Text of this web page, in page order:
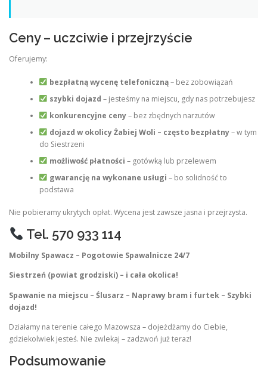
Ceny – uczciwie i przejrzyście
Oferujemy:
bezpłatną wycenę telefoniczną– bez zobowiązań
szybki dojazd – jesteśmy na miejscu, gdy nas potrzebujesz
konkurencyjne ceny– bez zbędnych narzutów
dojazd w okolicy Żabiej Woli – często bezpłatny– w tym
do Siestrzeni
możliwość płatności – gotówką lub przelewem
gwarancję na wykonane usługi – bo solidność to
podstawa
Nie pobieramy ukrytych opłat. Wycena jest zawsze jasna i przejrzysta.
Tel. 570 933 114
Mobilny Spawacz – Pogotowie Spawalnicze 24/7
Siestrzeń (powiat grodziski) – i cała okolica!
Spawanie na miejscu – Ślusarz – Naprawy bram i furtek – Szybki
dojazd!
Działamy na terenie całego Mazowsza – dojeżdżamy do Ciebie,
gdziekolwiek jesteś. Nie zwlekaj – zadzwoń już teraz!
Podsumowanie